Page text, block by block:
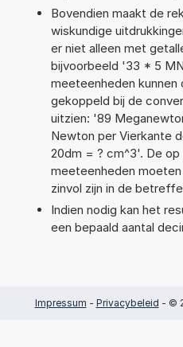
Bovendien maakt de
wiskundige
er niet alleen met
bijvoorbeeld '33 * 5
meeteenheden kunnen
gekoppeld bij de
uitzien: '89
Newton per Vierkante
20dm = ? cm^3'. De
meeteenheden moeten
zinvol zijn in de
Indien nodig kan het
een bepaald aantal
Impressum - Privacybeleid - ©